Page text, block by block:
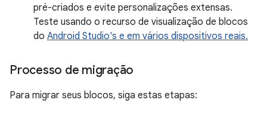
pré-criados e evite personalizações extensas.
Teste usando o recurso de visualização de blocos
do Android Studio's e em vários dispositivos reais.
Processo de migração
Para migrar seus blocos, siga estas etapas: